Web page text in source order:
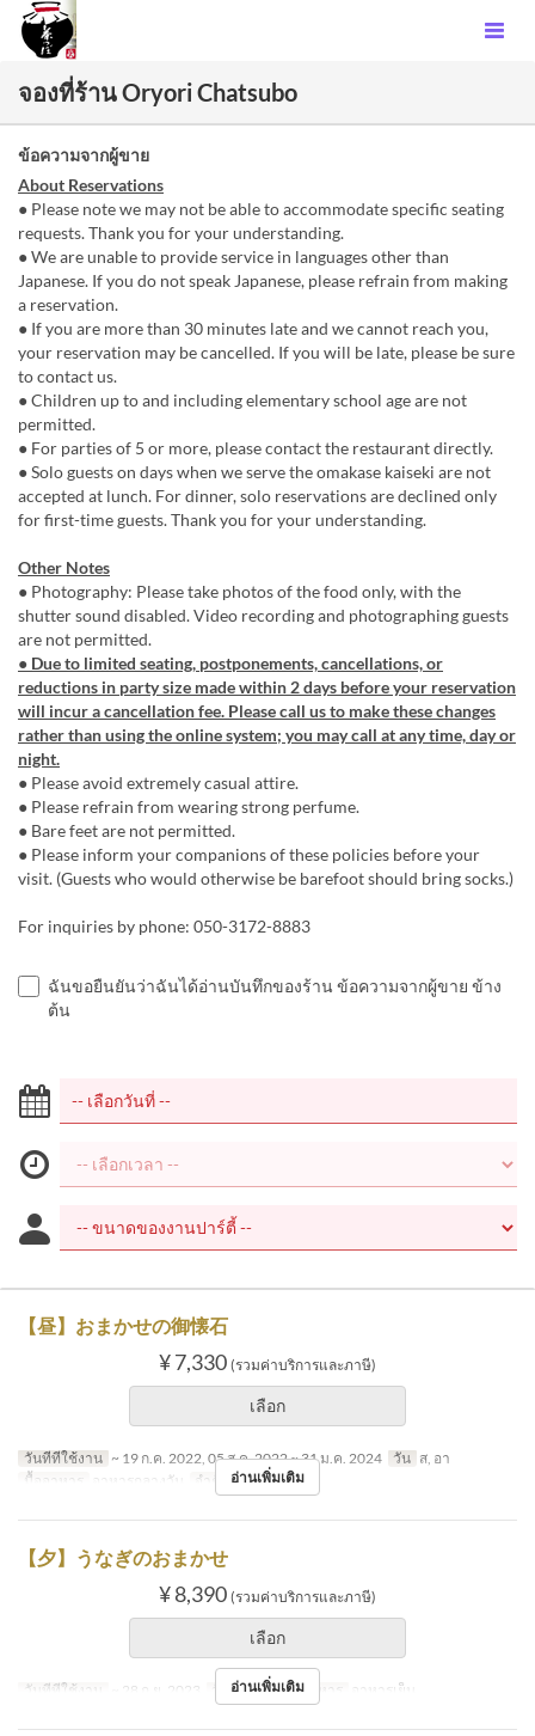
จองที่ร้าน Oryori Chatsubo
ข้อความจากผู้ขาย
About Reservations
● Please note we may not be able to accommodate specific seating
requests. Thank you for your understanding.
● We are unable to provide service in languages other than
Japanese. If you do not speak Japanese, please refrain from making
a reservation.
● If you are more than 30 minutes late and we cannot reach you,
your reservation may be cancelled. If you will be late, please be sure
to contact us.
● Children up to and including elementary school age are not
permitted.
● For parties of 5 or more, please contact the restaurant directly.
● Solo guests on days when we serve the omakase kaiseki are not
accepted at lunch. For dinner, solo reservations are declined only
for first-time guests. Thank you for your understanding.
Other Notes
● Photography: Please take photos of the food only, with the
shutter sound disabled. Video recording and photographing guests
are not permitted.
● Due to limited seating, postponements, cancellations, or
reductions in party size made within 2 days before your reservation
will incur a cancellation fee. Please call us to make these changes
rather than using the online system; you may call at any time, day or
night.
● Please avoid extremely casual attire.
● Please refrain from wearing strong perfume.
● Bare feet are not permitted.
● Please inform your companions of these policies before your
visit. (Guests who would otherwise be barefoot should bring socks.)
For inquiries by phone: 050-3172-8883
ฉันขอยืนยันว่าฉันได้อ่านบันทึกของร้าน ข้อความจากผู้ขาย ข้าง
ต้น
【昼】おまかせの御懐石
¥ 7,330 (รวมค่าบริการและภาษี)
เลือก
วันที่ที่ใช้งาน ~ 19 ก.ค. 2022, 05 ส.ค. 2022 ~ 31 ม.ค. 2024 วัน ส, อา
มื้ออาหาร
อาหารกลางวัน จำกัดการสั่งซื้อ 2 ~
อ่านเพิ่มเติม
【夕】うなぎのおまかせ
¥ 8,390 (รวมค่าบริการและภาษี)
เลือก
วันที่ที่ใช้งาน ~ 28 ก.ย. 2023 วัน พ, พฤ มื้ออาหาร อาหารเย็น
อ่านเพิ่มเติม